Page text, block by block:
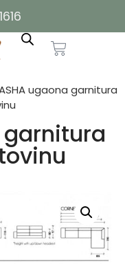
ugaona garnitura
garnitura